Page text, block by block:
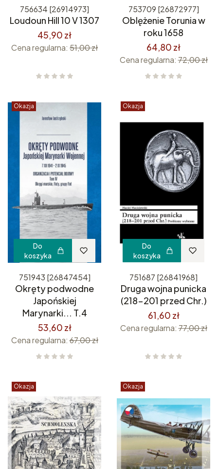
756634 [26914973]
Loudoun Hill 10 V 1307
45,90 zł
Cena regularna: 51,00 zł
753709 [26872977]
Oblężenie Torunia w
roku 1658
64,80 zł
Cena regularna: 72,00 zł
Okazja
Do
koszyka
751943 [26847454]
Okręty podwodne
Japońskiej
Marynarki... T.4
53,60 zł
Cena regularna: 67,00 zł
Okazja
Do
koszyka
751687 [26841968]
Druga wojna punicka
(218-201 przed Chr.)
61,60 zł
Cena regularna: 77,00 zł
Okazja Okazja